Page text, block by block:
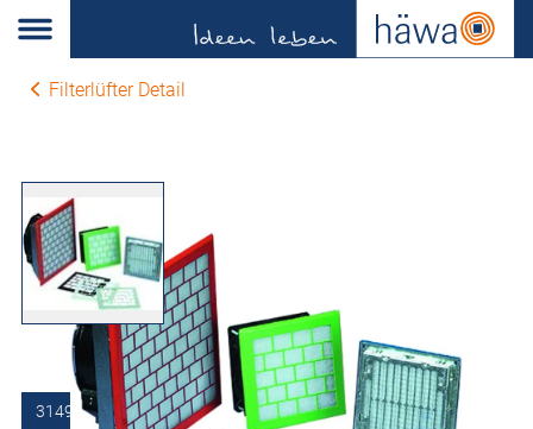
Filterlüfter Detail
3149-0144-23-07-01